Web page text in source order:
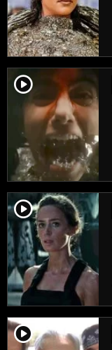
player2
player2
player2